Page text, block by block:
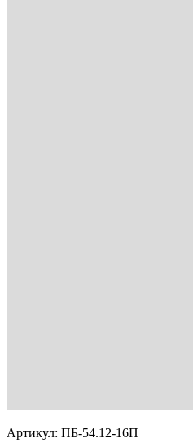
Артикул: ПБ-54.12-16П